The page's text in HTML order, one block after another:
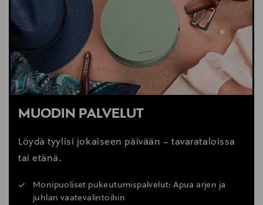
MUODIN PALVELUT
Löydä tyylisi jokaiseen päivään – tavarataloissa
tai etänä.
Monipuoliset pukeutumispalvelut: Apua arjen ja
juhlan vaatevalintoihin